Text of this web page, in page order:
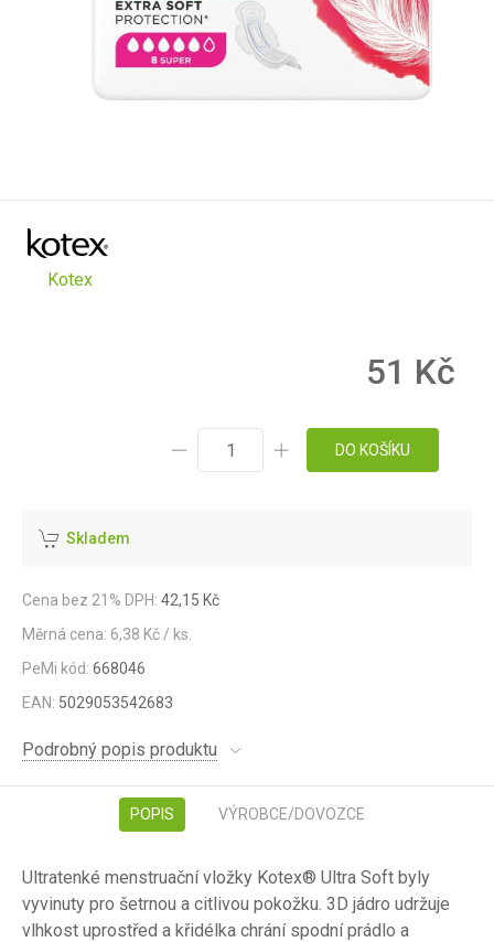
Kotex
51 Kč
DO KOŠÍKU
Skladem
Cena bez 21% DPH: 42,15 Kč
Měrná cena: 6,38 Kč / ks.
PeMi kód: 668046
EAN: 5029053542683
Podrobný popis produktu
POPIS VÝROBCE/DOVOZCE
Ultratenké menstruační vložky Kotex® Ultra Soft byly
vyvinuty pro šetrnou a citlivou pokožku. 3D jádro udržuje
vlhkost uprostřed a křidélka chrání spodní prádlo a